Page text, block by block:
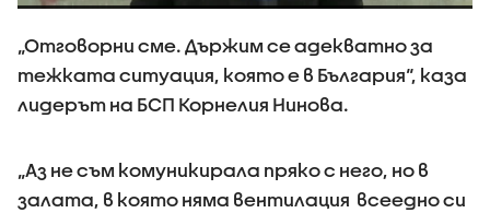
„Отговорни сме. Държим се адекватно за
тежката ситуация, която е в България“, каза
лидерът на БСП Корнелия Нинова.
„Аз не съм комуникирала пряко с него, но в
залата, в която няма вентилация всеедно си